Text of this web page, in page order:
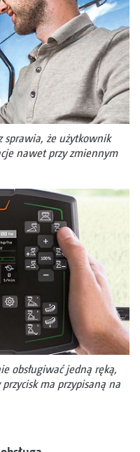
sprawia, że użytkownik
nawet przy zmiennym
obsługiwać jedną ręką,
ma przypisaną na